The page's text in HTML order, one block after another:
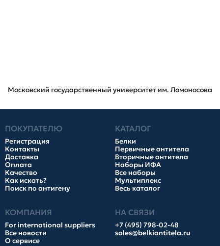
Московский государственный университет им. Ломоносова
ПОКУПАТЕЛЮ
Регистрация
Контакты
Доставка
Оплата
Качество
Как искать?
Поиск по антигену
КАТАЛОГ
Белки
Первичные антитела
Вторичные антитела
Наборы ИФА
Все наборы
Мультиплекс
Весь каталог
КОМПАНИЯ
For international suppliers
Все новости
О сервисе
НА СВЯЗИ
+7 (495) 798-02-48
sales@belkiantitela.ru